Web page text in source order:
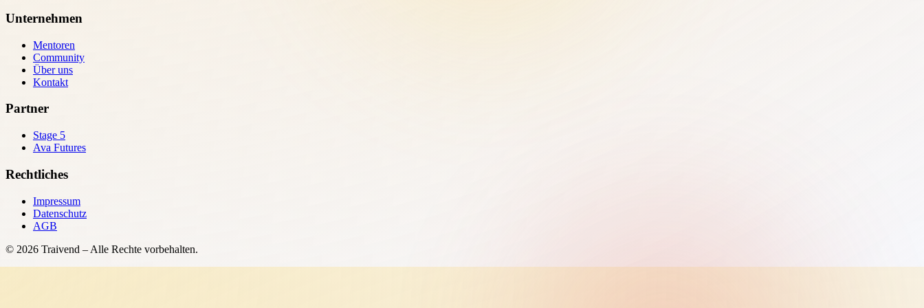
Unternehmen
Mentoren
Community
Über uns
Kontakt
Partner
Stage 5
Ava Futures
Rechtliches
Impressum
Datenschutz
AGB
© 2026 Traivend – Alle Rechte vorbehalten.